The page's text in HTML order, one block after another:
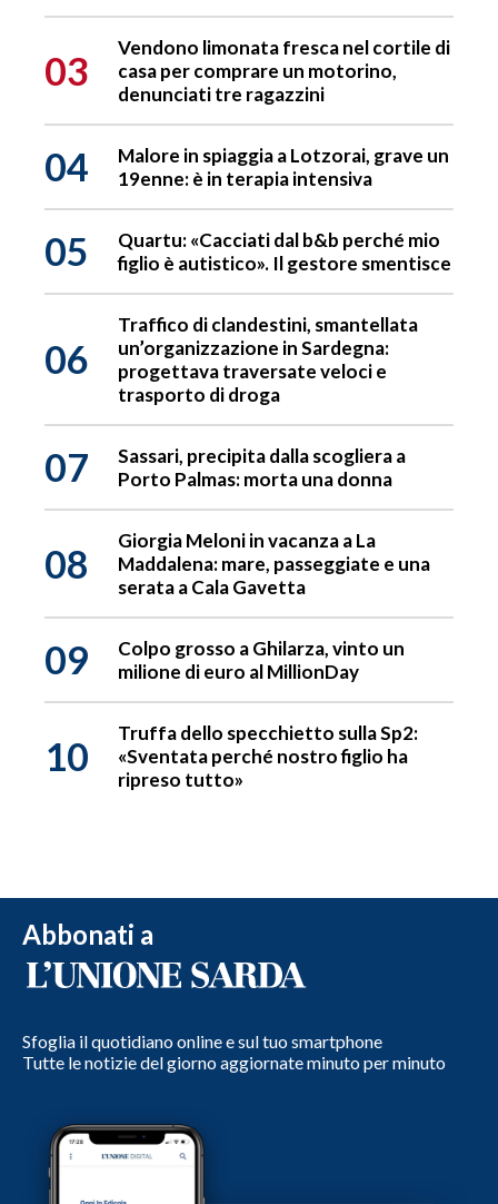
03
Vendono limonata fresca nel cortile di
casa per comprare un motorino,
denunciati tre ragazzini
04
Malore in spiaggia a Lotzorai, grave un
19enne: è in terapia intensiva
05
Quartu: «Cacciati dal b&b perché mio
figlio è autistico». Il gestore smentisce
06
Traffico di clandestini, smantellata
un’organizzazione in Sardegna:
progettava traversate veloci e
trasporto di droga
07
Sassari, precipita dalla scogliera a
Porto Palmas: morta una donna
08
Giorgia Meloni in vacanza a La
Maddalena: mare, passeggiate e una
serata a Cala Gavetta
09
Colpo grosso a Ghilarza, vinto un
milione di euro al MillionDay
10
Truffa dello specchietto sulla Sp2:
«Sventata perché nostro figlio ha
ripreso tutto»
Abbonati a
Sfoglia il quotidiano online e sul tuo smartphone
Tutte le notizie del giorno aggiornate minuto per minuto